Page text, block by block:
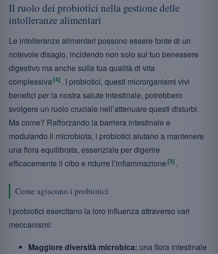
Il ruolo dei probiotici nella gestione delle
intolleranze alimentari
Le intolleranze alimentari possono essere fonte di un
notevole disagio, incidendo non solo sul tuo benessere
digestivo ma anche sulla tua qualità di vita
complessiva[4] . I probiotici, questi microrganismi vivi
benefici per la nostra salute intestinale, potrebbero
svolgere un ruolo cruciale nell’attenuare questi disturbi.
Ma come? Rafforzando la barriera intestinale e
modulando il microbiota, i probiotici aiutano a mantenere
una flora equilibrata, essenziale per digerire
efficacemente il cibo e ridurre l’infiammazione [3] .
Come agiscono i probiotici
I probiotici esercitano la loro influenza attraverso vari
meccanismi:
Maggiore diversità microbica: una flora intestinale